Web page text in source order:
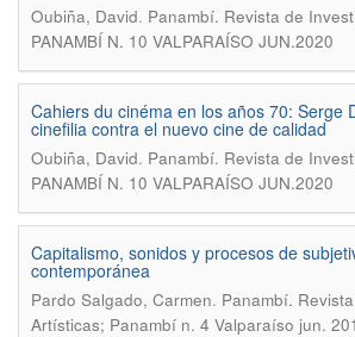
Oubiña, David. Panambí. Revista de
PANAMBÍ N. 10 VALPARAÍSO JUN.2020
Cahiers du cinéma en los años 70: Serge
cinefilia contra el nuevo cine de calidad
Oubiña, David. Panambí. Revista de
PANAMBÍ N. 10 VALPARAÍSO JUN.2020
Capitalismo, sonidos y procesos de
contemporánea
Pardo Salgado, Carmen. Panambí.
Artísticas; Panambí n. 4 Valparaíso jun.